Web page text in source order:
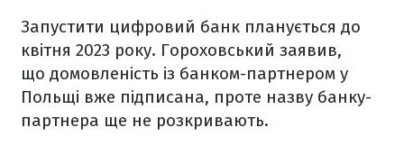
Запустити цифровий банк планується до
квітня 2023 року. Гороховський заявив,
що домовленість із банком-партнером у
Польщі вже підписана, проте назву банку-
партнера ще не розкривають.